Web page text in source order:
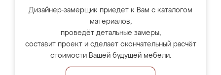
Дизайнер-замерщик приедет к Вам с каталогом
материалов,
проведёт детальные замеры,
составит проект и сделает окончательный расчёт
стоимости Вашей будущей мебели.